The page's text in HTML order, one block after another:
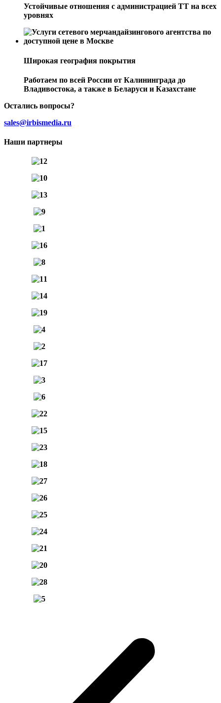
Устойчивые отношения с администрацией ТТ на всех
уровнях
Широкая география покрытия
Работаем по всей России от Калининграда до
Владивостока, а также в Беларуси и Казахстане
Остались вопросы?
sales@irbismedia.ru
Наши партнеры